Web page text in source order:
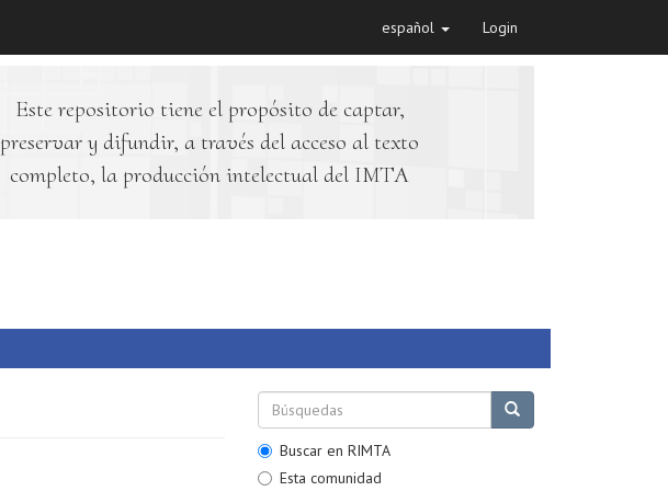
español Login
Este repositorio tiene el propósito de captar,
preservar y difundir, a través del acceso al texto
completo, la producción intelectual del IMTA
Buscar en RIMTA
Esta comunidad